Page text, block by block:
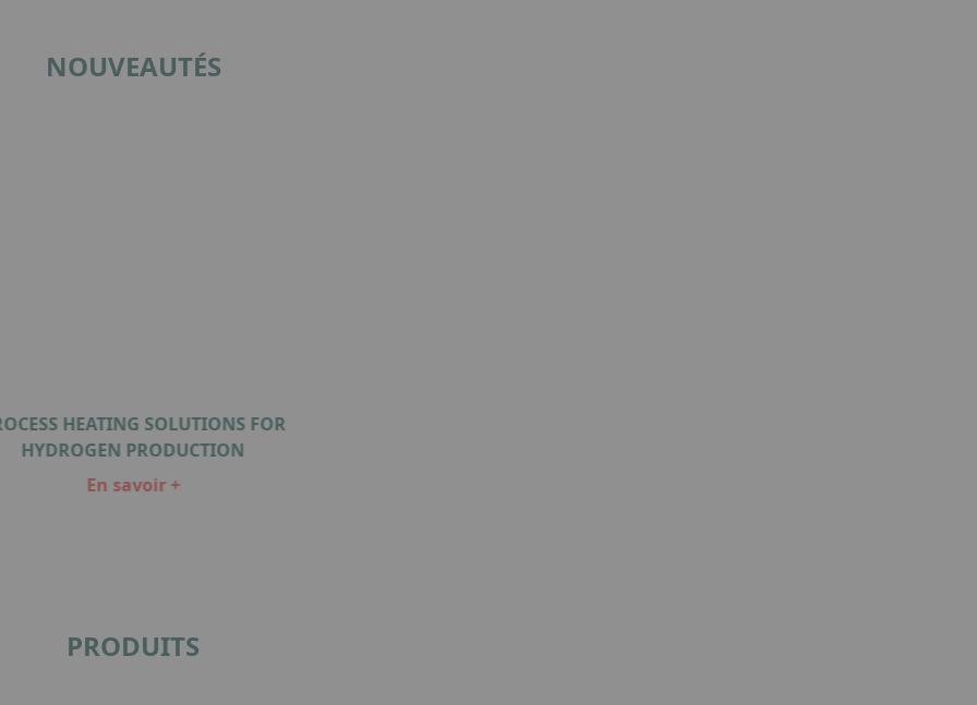
NOUVEAUTÉS
HEATING SOLUTIONS FOR
HYDROGEN PRODUCTION
En savoir +
PRODUITS